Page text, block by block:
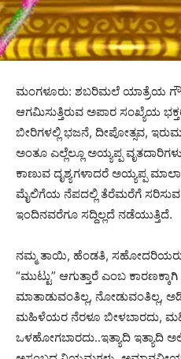
ಮಂಗಳೂರು: ಶಬರಿಮಲೆ ಯಾತ್ರೆಯ
ಆಗಮಿಸುತ್ತಿರುವ ಅಪಾರ ಸಂಖ್ಯೆಯ
ಬೀರಿಗಳಲ್ಲಿ ಭಜನೆ, ದೀಪೋತ್ಸವ,
ಅಂತೂ ಎಲ್ಲೆಲ್ಲೂ ಅಯ್ಯಪ್ಪ
ಕಾಣುವ ದೃಶ್ಯಗಳಾದರೆ ಅಯ್ಯಪ್ಪ
ಮೈಲಿಗೆಯ ನೆಪದಲ್ಲಿ ತೆರೆಮರೆಗೆ ಸರಿಸುವ
ಇಂದಿನವರೆಗೂ ಸದ್ದಿಲ್ಲದೆ ನಡೆಯುತ್ತಿದೆ.
ನಮ್ಮ ತಾಯಿ, ಹೆಂಡತಿ,
“ಮುಟ್ಟು” ಆಗುತ್ತಾರೆ ಎಂಬ
ಮಾತಾಡುವಂತಿಲ್ಲ, ನೋಡುವಂತಿಲ್ಲ,
ಮಹಿಳೆಯರ ನೆರಳೂ ಬೀಳಬಾರದು,
ಒಳಹೋಗಬಾರದು..ಇತ್ಯಾದಿ